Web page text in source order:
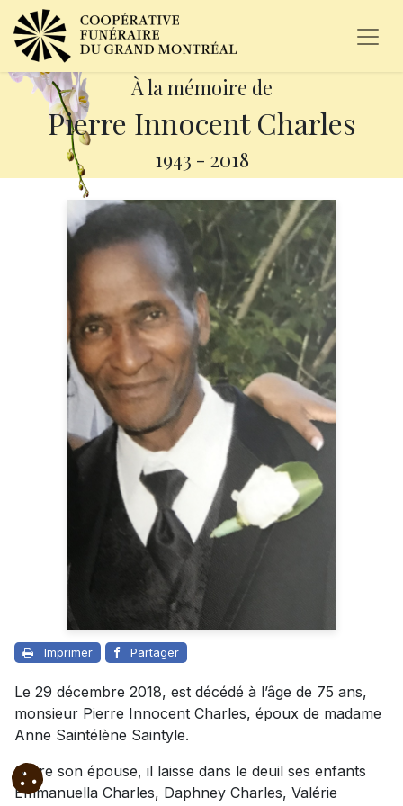
À la mémoire de
Pierre Innocent Charles
1943 - 2018
Imprimer Partager
Le 29 décembre 2018, est décédé à l’âge de 75 ans,
monsieur Pierre Innocent Charles, époux de madame
Anne Saintélène Saintyle.
Outre son épouse, il laisse dans le deuil ses enfants
Emmanuella Charles, Daphney Charles, Valérie